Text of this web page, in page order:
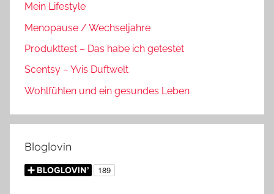
Mein Lifestyle
Menopause / Wechseljahre
Produkttest – Das habe ich getestet
Scentsy – Yvis Duftwelt
Wohlfühlen und ein gesundes Leben
Bloglovin